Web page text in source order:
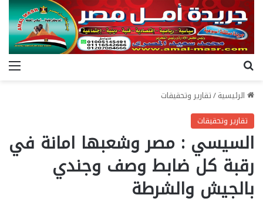
الرئيسية/تقارير وتحقيقات
تقارير وتحقيقات
السيسي : مصر وشعبها امانة في
رقبة كل ضابط وصف وجندي
بالجيش والشرطة